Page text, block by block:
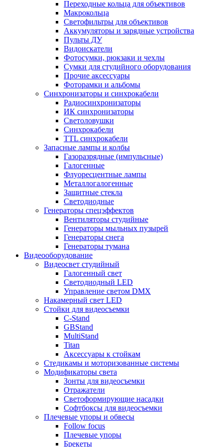
Переходные кольца для объективов
Макрокольца
Светофильтры для объективов
Аккумуляторы и зарядные устройства
Пульты ДУ
Видоискатели
Фотосумки, рюкзаки и чехлы
Сумки для студийного оборудования
Прочие аксессуары
Фоторамки и альбомы
Синхронизаторы и синхрокабели
Радиосинхронизаторы
ИК синхронизаторы
Светоловушки
Синхрокабели
TTL синхрокабели
Запасные лампы и колбы
Газоразрядные (импульсные)
Галогенные
Флуоресцентные лампы
Металлогалогенные
Защитные стекла
Светодиодные
Генераторы спецэффектов
Вентиляторы студийные
Генераторы мыльных пузырей
Генераторы снега
Генераторы тумана
Видеооборудование
Видеосвет студийный
Галогенный свет
Светодиодный LED
Управление светом DMX
Накамерный свет LED
Стойки для видеосъемки
C-Stand
GBStand
MultiStand
Titan
Аксессуары к стойкам
Стедикамы и моторизованные системы
Модификаторы света
Зонты для видеосъемки
Отражатели
Светоформирующие насадки
Софтбоксы для видеосъемки
Плечевые упоры и обвесы
Follow focus
Плечевые упоры
Брекеты